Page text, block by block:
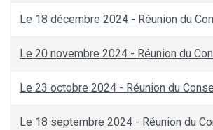
Le 18 décembre 2024 - Réunion du
Le 20 novembre 2024 - Réunion du
Le 23 octobre 2024 - Réunion du
Le 18 septembre 2024 - Réunion du